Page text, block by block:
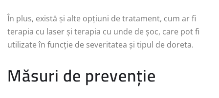
În plus, există și alte opțiuni de tratament, cum ar fi
terapia cu laser și terapia cu unde de șoc, care pot fi
utilizate în funcție de severitatea și tipul de doreta.
Măsuri de prevenție